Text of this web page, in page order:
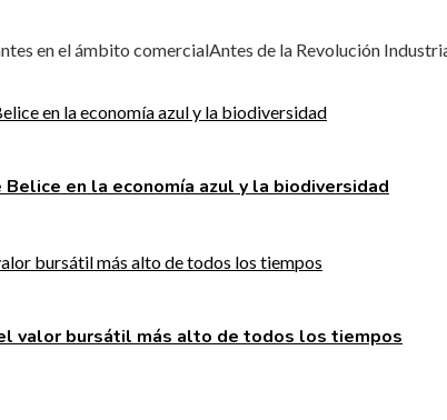
en el ámbito comercialAntes de la Revolución
en la economía azul y la biodiversidad
valor bursátil más alto de todos los tiempos